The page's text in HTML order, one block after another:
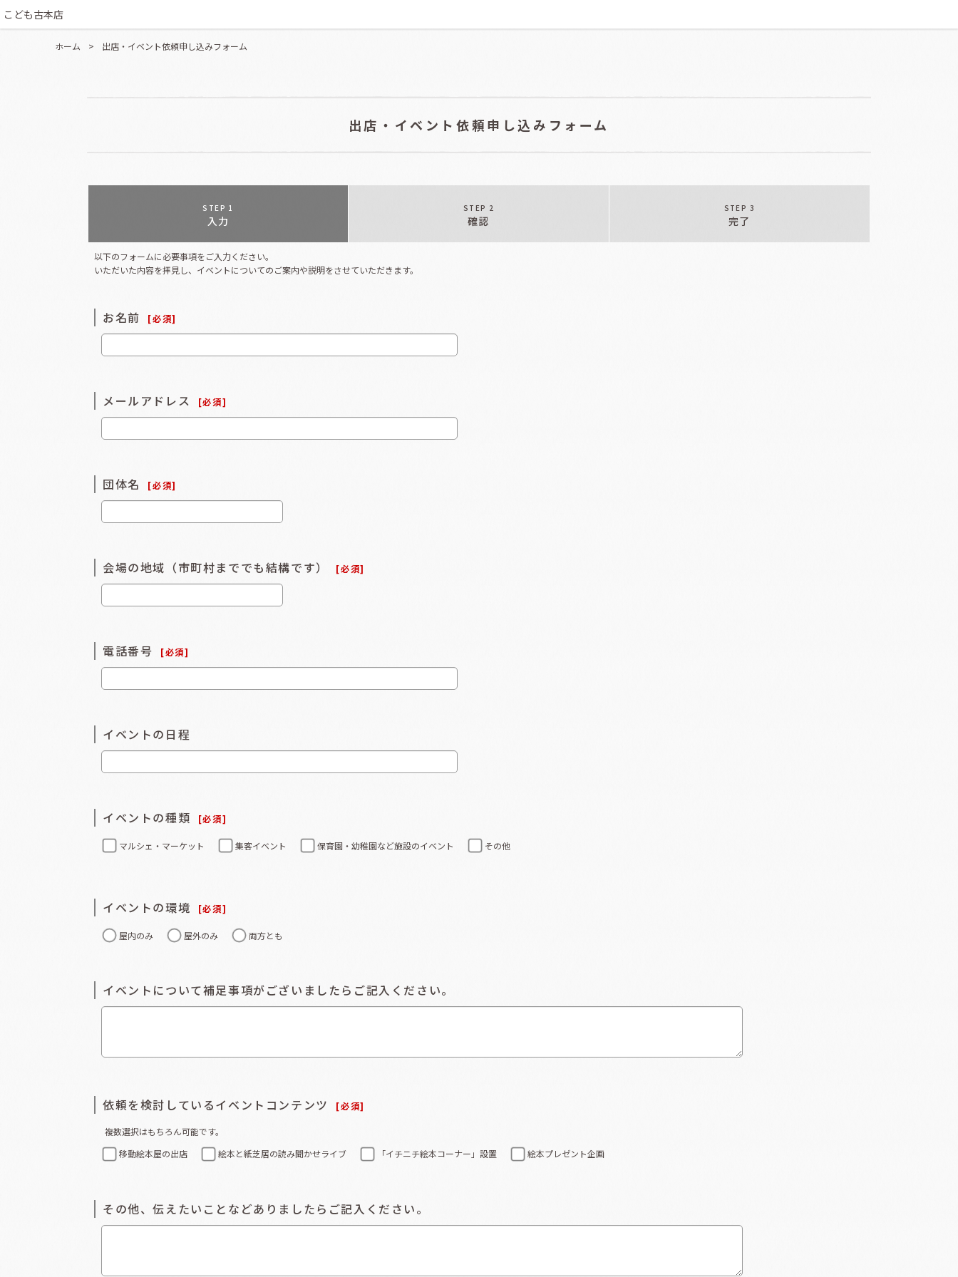
こども古本店
ホーム > 出店・イベント依頼申し込みフォーム
出店・イベント依頼申し込みフォーム
STEP 1
入力
STEP 2
確認
STEP 3
完了
以下のフォームに必要事項をご入力ください。
いただいた内容を拝見し、イベントについてのご案内や説明をさせていただきます。
お名前 [必須]
メールアドレス [必須]
団体名 [必須]
会場の地域（市町村まででも結構です） [必須]
電話番号 [必須]
イベントの日程
イベントの種類 [必須]
マルシェ・マーケット 集客イベント 保育園・幼稚園など施設のイベント その他
イベントの環境 [必須]
屋内のみ 屋外のみ 両方とも
イベントについて補足事項がございましたらご記入ください。
依頼を検討しているイベントコンテンツ [必須]
複数選択はもちろん可能です。
移動絵本屋の出店
絵本と紙芝居の読み聞かせライブ 「イチニチ絵本コーナー」設置 絵本プレゼント企画
その他、伝えたいことなどありましたらご記入ください。